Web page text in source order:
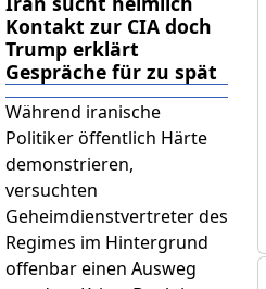
Kontakt zur CIA doch
Trump erklärt
Gespräche für zu spät
Während iranische
Politiker öffentlich Härte
demonstrieren,
versuchten
Geheimdienstvertreter des
Regimes im Hintergrund
offenbar einen Ausweg